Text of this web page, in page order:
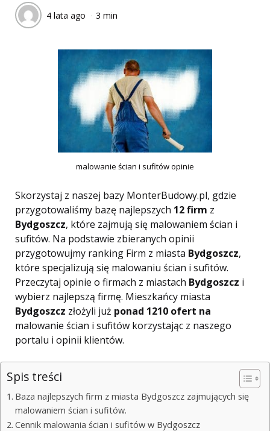
4 lata ago 3 min
malowanie ścian i sufitów opinie
Skorzystaj z naszej bazy MonterBudowy.pl, gdzie
przygotowaliśmy bazę najlepszych 12 firm z
Bydgoszcz, które zajmują się malowaniem ścian i
sufitów. Na podstawie zbieranych opinii
przygotowujmy ranking Firm z miasta Bydgoszcz,
które specjalizują się malowaniu ścian i sufitów.
Przeczytaj opinie o firmach z miastach Bydgoszcz i
wybierz najlepszą firmę. Mieszkańcy miasta
Bydgoszcz złożyli już ponad 1210 ofert na
malowanie ścian i sufitów korzystając z naszego
portalu i opinii klientów.
Spis treści
Baza najlepszych firm z miasta Bydgoszcz zajmujących się
malowaniem ścian i sufitów.
Cennik malowania ścian i sufitów w Bydgoszcz